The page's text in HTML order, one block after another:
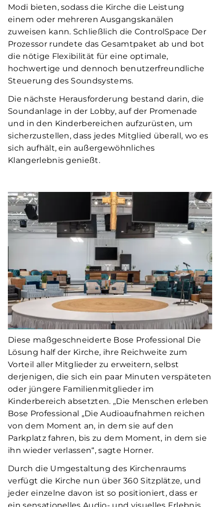
Modi bieten, sodass die Kirche die Leistung
einem oder mehreren Ausgangskanälen
zuweisen kann. Schließlich die ControlSpace Der
Prozessor rundete das Gesamtpaket ab und bot
die nötige Flexibilität für eine optimale,
hochwertige und dennoch benutzerfreundliche
Steuerung des Soundsystems.
Die nächste Herausforderung bestand darin, die
Soundanlage in der Lobby, auf der Promenade
und in den Kinderbereichen aufzurüsten, um
sicherzustellen, dass jedes Mitglied überall, wo es
sich aufhält, ein außergewöhnliches
Klangerlebnis genießt.
Diese maßgeschneiderte Bose Professional Die
Lösung half der Kirche, ihre Reichweite zum
Vorteil aller Mitglieder zu erweitern, selbst
derjenigen, die sich ein paar Minuten verspäteten
oder jüngere Familienmitglieder im
Kinderbereich absetzten. „Die Menschen erleben
Bose Professional „Die Audioaufnahmen reichen
von dem Moment an, in dem sie auf den
Parkplatz fahren, bis zu dem Moment, in dem sie
ihn wieder verlassen“, sagte Horner.
Durch die Umgestaltung des Kirchenraums
verfügt die Kirche nun über 360 Sitzplätze, und
jeder einzelne davon ist so positioniert, dass er